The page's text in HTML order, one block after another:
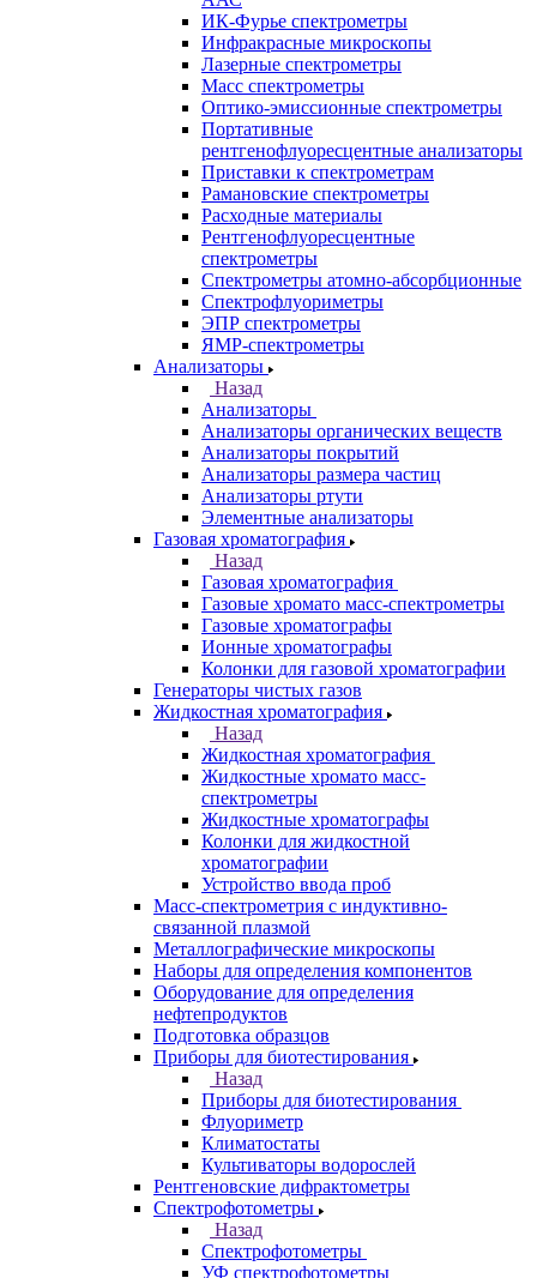
Аналитическое оборудование
Назад
Аналитическое оборудование
Спектрометры
Назад
Спектрометры
Автоматические Дозаторы
Атомно-Эмиссионные спектрометры
ВИД спектрофотометры
Дополнительное оборудование для
ААС
ИК-Фурье спектрометры
Инфракрасные микроскопы
Лазерные спектрометры
Масс спектрометры
Оптико-эмиссионные спектрометры
Портативные
рентгенофлуоресцентные анализаторы
Приставки к спектрометрам
Рамановские спектрометры
Расходные материалы
Рентгенофлуоресцентные
спектрометры
Спектрометры атомно-абсорбционные
Спектрофлуориметры
ЭПР спектрометры
ЯМР-спектрометры
Анализаторы
Назад
Анализаторы
Анализаторы органических веществ
Анализаторы покрытий
Анализаторы размера частиц
Анализаторы ртути
Элементные анализаторы
Газовая хроматография
Назад
Газовая хроматография
Газовые хромато масс-спектрометры
Газовые хроматографы
Ионные хроматографы
Колонки для газовой хроматографии
Генераторы чистых газов
Жидкостная хроматография
Назад
Жидкостная хроматография
Жидкостные хромато масс-
спектрометры
Жидкостные хроматографы
Колонки для жидкостной
хроматографии
Устройство ввода проб
Масс-спектрометрия с индуктивно-
связанной плазмой
Металлографические микроскопы
Наборы для определения компонентов
Оборудование для определения
нефтепродуктов
Подготовка образцов